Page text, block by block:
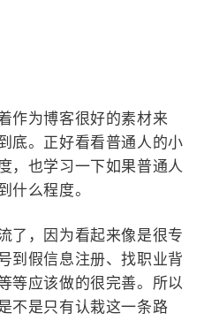
作为博客很好的素材来
底。正好看看普通人的小
，也学习一下如果普通人
什么程度。
了，因为看起来像是很专
到假信息注册、找职业背
等应该做的很完善。所以
不是只有认栽这一条路